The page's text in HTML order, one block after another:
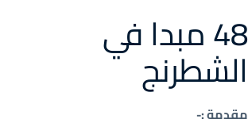
48 مبدا في
الشطرنج
مقدمة :-